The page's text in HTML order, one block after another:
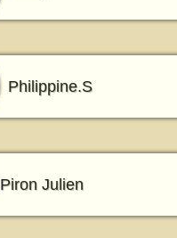
Philippine.S
Piron Julien